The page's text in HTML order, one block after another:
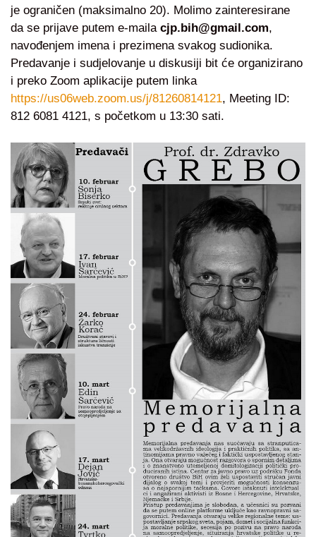
je ograničen (maksimalno 20). Molimo zainteresirane
da se prijave putem e-maila cjp.bih@gmail.com,
navođenjem imena i prezimena svakog sudionika.
Predavanje i sudjelovanje u diskusiji bit će organizirano
i preko Zoom aplikacije putem linka
https://us06web.zoom.us/j/81260814121, Meeting ID:
812 6081 4121, s početkom u 13:30 sati.